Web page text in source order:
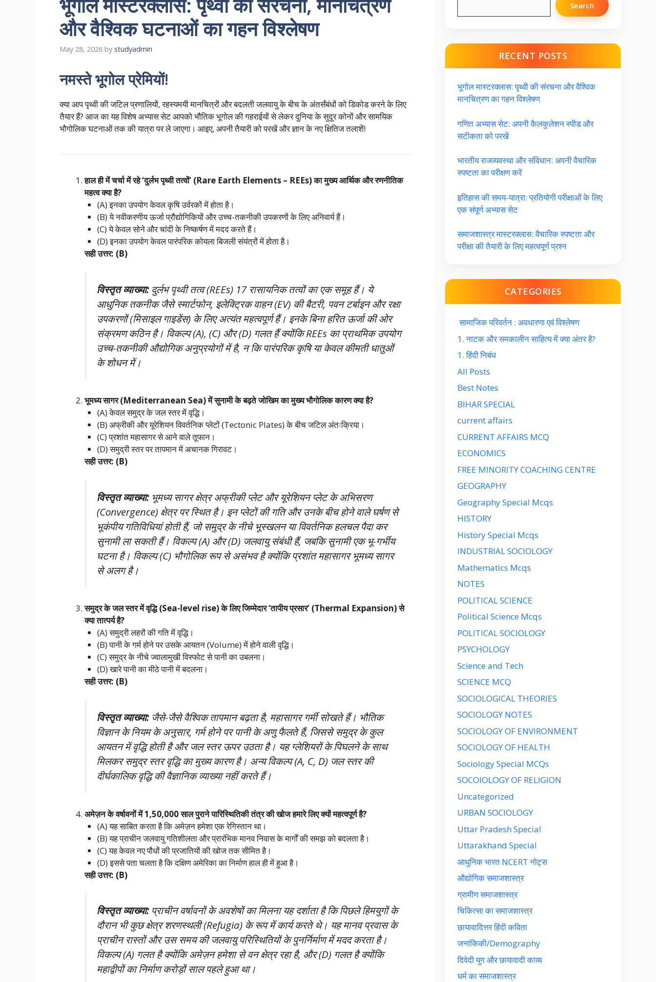
और वैश्विक घटनाओं का गहन विश्लेषण
May 28, 2026 by studyadmin
नमस्ते भूगोल प्रेमियों!
क्या आप पृथ्वी की जटिल प्रणालियों, रहस्यमयी मानचित्रों और बदलती जलवायु के बीच के अंतर्संबंधों को डिकोड करने के लिए
तैयार हैं? आज का यह विशेष अभ्यास सेट आपको भौतिक भूगोल की गहराईयों से लेकर दुनिया के सुदूर कोनों और सामयिक
भौगोलिक घटनाओं तक की यात्रा पर ले जाएगा। आइए, अपनी तैयारी को परखें और ज्ञान के नए क्षितिज तलाशें!
हाल ही में चर्चा में रहे ‘दुर्लभ पृथ्वी तत्वों’ (Rare Earth Elements – REEs) का मुख्य आर्थिक और रणनीतिक
महत्व क्या है?
(A) इनका उपयोग केवल कृषि उर्वरकों में होता है।
(B) ये नवीकरणीय ऊर्जा प्रौद्योगिकियों और उच्च-तकनीकी उपकरणों के लिए अनिवार्य हैं।
(C) ये केवल सोने और चांदी के निष्कर्षण में मदद करते हैं।
(D) इनका उपयोग केवल पारंपरिक कोयला बिजली संयंत्रों में होता है।
सही उत्तर: (B)
विस्तृत व्याख्या:दुर्लभ पृथ्वी तत्व (REEs) 17 रासायनिक तत्वों का एक समूह हैं। ये
आधुनिक तकनीक जैसे स्मार्टफोन, इलेक्ट्रिक वाहन (EV) की बैटरी, पवन टर्बाइन और रक्षा
उपकरणों (मिसाइल गाइडेंस) के लिए अत्यंत महत्वपूर्ण हैं। इनके बिना हरित ऊर्जा की ओर
संक्रमण कठिन है। विकल्प (A), (C) और (D) गलत हैं क्योंकि REEs का प्राथमिक उपयोग
उच्च-तकनीकी औद्योगिक अनुप्रयोगों में है, न कि पारंपरिक कृषि या केवल कीमती धातुओं
के शोधन में।
भूमध्य सागर (Mediterranean Sea) में सुनामी के बढ़ते जोखिम का मुख्य भौगोलिक कारण क्या है?
(A) केवल समुद्र के जल स्तर में वृद्धि।
(B) अफ्रीकी और यूरेशियन विवर्तनिक प्लेटों (Tectonic Plates) के बीच जटिल अंतःक्रिया।
(C) प्रशांत महासागर से आने वाले तूफान।
(D) समुद्री स्तर पर तापमान में अचानक गिरावट।
सही उत्तर: (B)
विस्तृत व्याख्या:भूमध्य सागर क्षेत्र अफ्रीकी प्लेट और यूरेशियन प्लेट के अभिसरण
(Convergence) क्षेत्र पर स्थित है। इन प्लेटों की गति और उनके बीच होने वाले घर्षण से
भूकंपीय गतिविधियां होती हैं, जो समुद्र के नीचे भूस्खलन या विवर्तनिक हलचल पैदा कर
सुनामी ला सकती हैं। विकल्प (A) और (D) जलवायु संबंधी हैं, जबकि सुनामी एक भू-गर्भीय
घटना है। विकल्प (C) भौगोलिक रूप से असंभव है क्योंकि प्रशांत महासागर भूमध्य सागर
से अलग है।
समुद्र के जल स्तर में वृद्धि (Sea-level rise) के लिए जिम्मेदार ‘तापीय प्रसार’ (Thermal Expansion) से
क्या तात्पर्य है?
(A) समुद्री लहरों की गति में वृद्धि।
(B) पानी के गर्म होने पर उसके आयतन (Volume) में होने वाली वृद्धि।
(C) समुद्र के नीचे ज्वालामुखी विस्फोट से पानी का उबलना।
(D) खारे पानी का मीठे पानी में बदलना।
सही उत्तर: (B)
विस्तृत व्याख्या:जैसे-जैसे वैश्विक तापमान बढ़ता है, महासागर गर्मी सोखते हैं। भौतिक
विज्ञान के नियम के अनुसार, गर्म होने पर पानी के अणु फैलते हैं, जिससे समुद्र के कुल
आयतन में वृद्धि होती है और जल स्तर ऊपर उठता है। यह ग्लेशियरों के पिघलने के साथ
मिलकर समुद्र स्तर वृद्धि का मुख्य कारण है। अन्य विकल्प (A, C, D) जल स्तर की
दीर्घकालिक वृद्धि की वैज्ञानिक व्याख्या नहीं करते हैं।
अमेज़न के वर्षावनों में 1,50,000 साल पुराने पारिस्थितिकी तंत्र की खोज हमारे लिए क्यों महत्वपूर्ण है?
(A) यह साबित करता है कि अमेज़न हमेशा एक रेगिस्तान था।
(B) यह प्राचीन जलवायु गतिशीलता और प्रारंभिक मानव निवास के मार्गों की समझ को बदलता है।
(C) यह केवल नए पौधों की प्रजातियों की खोज तक सीमित है।
(D) इससे पता चलता है कि दक्षिण अमेरिका का निर्माण हाल ही में हुआ है।
सही उत्तर: (B)
विस्तृत व्याख्या:प्राचीन वर्षावनों के अवशेषों का मिलना यह दर्शाता है कि पिछले हिमयुगों के
दौरान भी कुछ क्षेत्र शरणस्थली (Refugia) के रूप में कार्य करते थे। यह मानव प्रवास के
प्राचीन रास्तों और उस समय की जलवायु परिस्थितियों के पुनर्निर्माण में मदद करता है।
विकल्प (A) गलत है क्योंकि अमेज़न हमेशा से वन क्षेत्र रहा है, और (D) गलत है क्योंकि
महाद्वीपों का निर्माण करोड़ों साल पहले हुआ था।
Search
RECENT POSTS
भूगोल मास्टरक्लास: पृथ्वी की संरचना और वैश्विक
मानचित्रण का गहन विश्लेषण
गणित अभ्यास सेट: अपनी कैलकुलेशन स्पीड और
सटीकता को परखें
भारतीय राजव्यवस्था और संविधान: अपनी वैचारिक
स्पष्टता का परीक्षण करें
इतिहास की समय-यात्रा: प्रतियोगी परीक्षाओं के लिए
एक संपूर्ण अभ्यास सेट
समाजशास्त्र मास्टरक्लास: वैचारिक स्पष्टता और
परीक्षा की तैयारी के लिए महत्वपूर्ण प्रश्न
CATEGORIES
सामाजिक परिवर्तन : अवधारणा एवं विश्लेषण
1. नाटक और समकालीन साहित्य में क्या अंतर है?
1. हिंदी निबंध
All Posts
Best Notes
BIHAR SPECIAL
current affairs
CURRENT AFFAIRS MCQ
ECONOMICS
FREE MINORITY COACHING CENTRE
GEOGRAPHY
Geography Special Mcqs
HISTORY
History Special Mcqs
INDUSTRIAL SOCIOLOGY
Mathematics Mcqs
NOTES
POLITICAL SCIENCE
Political Science Mcqs
POLITICAL SOCIOLOGY
PSYCHOLOGY
Science and Tech
SCIENCE MCQ
SOCIOLOGICAL THEORIES
SOCIOLOGY NOTES
SOCIOLOGY OF ENVIRONMENT
SOCIOLOGY OF HEALTH
Sociology Special MCQs
SOCOIOLOGY OF RELIGION
Uncategorized
URBAN SOCIOLOGY
Uttar Pradesh Special
Uttarakhand Special
आधुनिक भारत NCERT नोट्स
औद्योगिक समाजशास्त्र
ग्रामीण समाजशास्त्र
चिकित्सा का समाजशास्त्र
छायावादित्तर हिंदी कविता
जनांकिकी/Demography
दिवेदी युग और छायावादी काव्य
धर्म का समाजशास्त्र